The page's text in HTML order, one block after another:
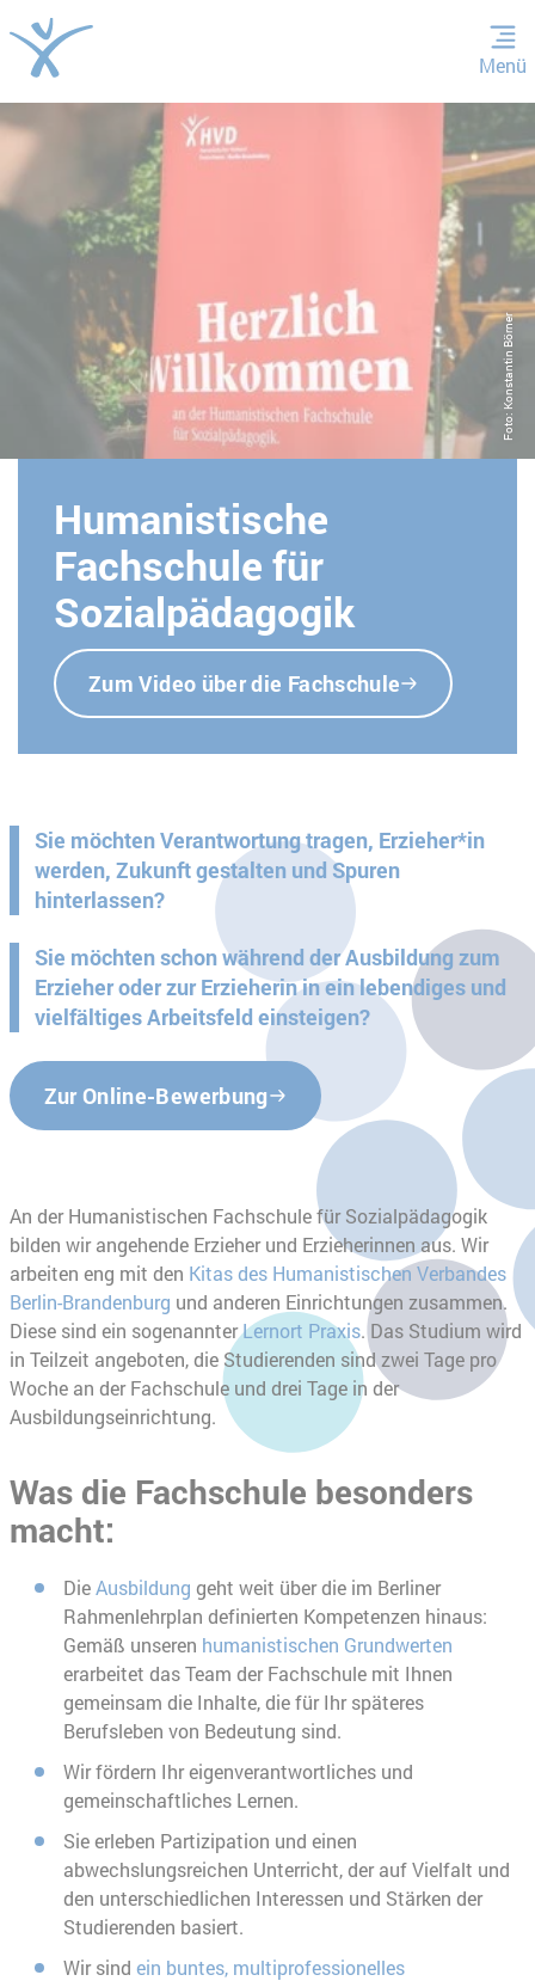
ZUM HAUPTINHALT SPRINGEN
ZUR SUCHE SPRINGEN
Menü
Humanistische
Fachschule für
Sozialpädagogik
Zum Video über die Fachschule
Foto: Konstantin Börner
Sie möchten Verantwortung tragen, Erzieher*in
werden, Zukunft gestalten und Spuren
hinterlassen?
Sie möchten schon während der Ausbildung zum
Erzieher oder zur Erzieherin in ein lebendiges und
vielfältiges Arbeitsfeld einsteigen?
Zur Online-Bewerbung
An der Humanistischen Fachschule für Sozialpädagogik
bilden wir angehende Erzieher und Erzieherinnen aus. Wir
arbeiten eng mit den Kitas des Humanistischen Verbandes
Berlin-Brandenburg und anderen Einrichtungen zusammen.
Diese sind ein sogenannterLernort Praxis. Das Studium wird
in Teilzeit angeboten, die Studierenden sind zwei Tage pro
Woche an der Fachschule und drei Tage in der
Ausbildungseinrichtung.
Was die Fachschule besonders
macht:
DieAusbildung geht weit über die im Berliner
Rahmenlehrplan definierten Kompetenzen hinaus:
Gemäß unseren humanistischen Grundwerten
erarbeitet das Team der Fachschule mit Ihnen
gemeinsam die Inhalte, die für Ihr späteres
Berufsleben von Bedeutung sind.
Wir fördern Ihr eigenverantwortliches und
gemeinschaftliches Lernen.
Sie erleben Partizipation und einen
abwechslungsreichen Unterricht, der auf Vielfalt und
den unterschiedlichen Interessen und Stärken der
Studierenden basiert.
Wir sind ein buntes, multiprofessionelles